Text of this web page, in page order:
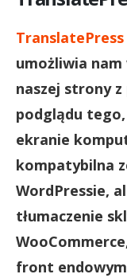
TranslatePress
umożliwia nam
naszej strony
podglądu
ekranie
kompatybilna
WordPressie,
tłumaczenie
front